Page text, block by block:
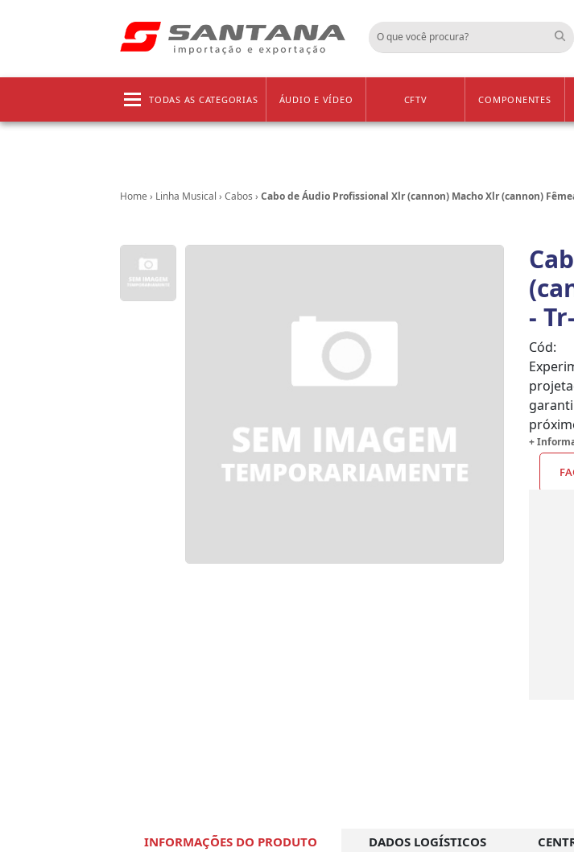
TODAS AS CATEGORIAS ÁUDIO E VÍDEO CFTV COMPONENTES
Home › Linha Musical › Cabos › Cabo de Áudio Profissional Xlr (cannon) Macho Xlr (cannon)
-
Cód:
+
INFORMAÇÕES DO PRODUTO DADOS LOGÍSTICOS